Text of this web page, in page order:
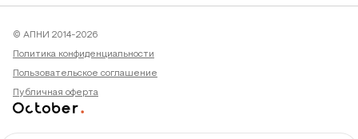
© АПНИ 2014-2026
Политика конфиденциальности
Пользовательское соглашение
Публичная оферта